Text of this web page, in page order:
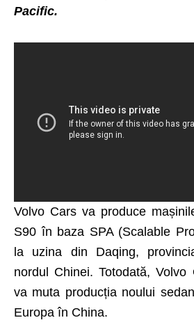
Pacific.
Volvo Cars va produce
S90 în baza SPA (Scalable
la uzina din Daqing,
nordul Chinei. Totodată,
va muta producția noului
Europa în China.